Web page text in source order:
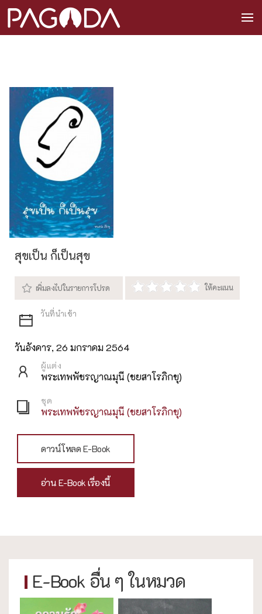
สุขเป็น ก็เป็นสุข
วันอังคาร, 26 มกราคม 2564
ผู้แต่ง
พระเทพพัชรญาณมุนี (ชยสาโรภิกขุ)
ชุด
พระเทพพัชรญาณมุนี (ชยสาโรภิกขุ)
ดาวน์โหลด E-Book
อ่าน E-Book เรื่องนี้
E-Book อื่น ๆ ในหมวด